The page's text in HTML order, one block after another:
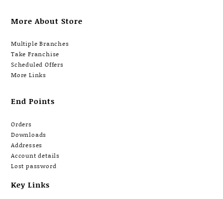
More About Store
Multiple Branches
Take Franchise
Scheduled Offers
More Links
End Points
Orders
Downloads
Addresses
Account details
Lost password
Key Links